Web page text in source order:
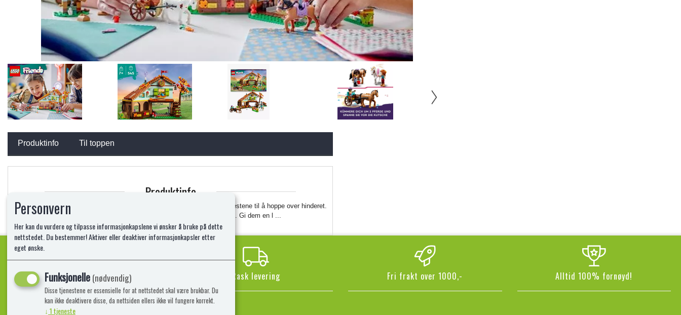
Produktinfo Til toppen
Produktinfo
Ta vare på hestene i Autumns stall. Autumns venn, Aliya, hjelper til. Tren hestene til å hoppe over hinderet.
Rengjør stallen før du strigler hestene og passer på at de er sunne og friske. Gi dem en l ...
Les mer
Kvalitetsprodukter! Rask levering Fri frakt over 1000,- Alltid 100% fornøyd!
Personvern
Her kan du vurdere og tilpasse informasjonkapslene vi ønsker å bruke på dette
nettstedet. Du bestemmer! Aktiver eller deaktiver informasjonkapsler etter
eget ønske.
Funksjonelle(nødvendig)
Disse tjenestene er essensielle for at nettstedet skal være brukbar. Du
kan ikke deaktivere disse, da nettsiden ellers ikke vil fungere korrekt.
↓ 1tjeneste